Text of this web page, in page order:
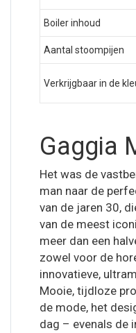
Boiler inhoud
Aantal stoompijen
Verkrijgbaar in de
Gaggia
Het was de
man naar de
van de jaren 30,
van de meest
meer dan een
zowel voor de
innovatieve,
Mooie, tijdloze
de mode, het
dag – evenals de